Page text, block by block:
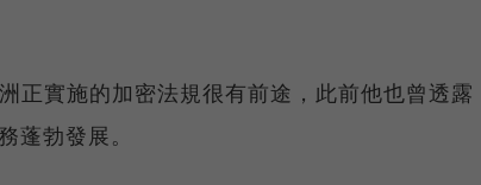
正實施的加密法規很有前途，此前他也曾透露
蓬勃發展。